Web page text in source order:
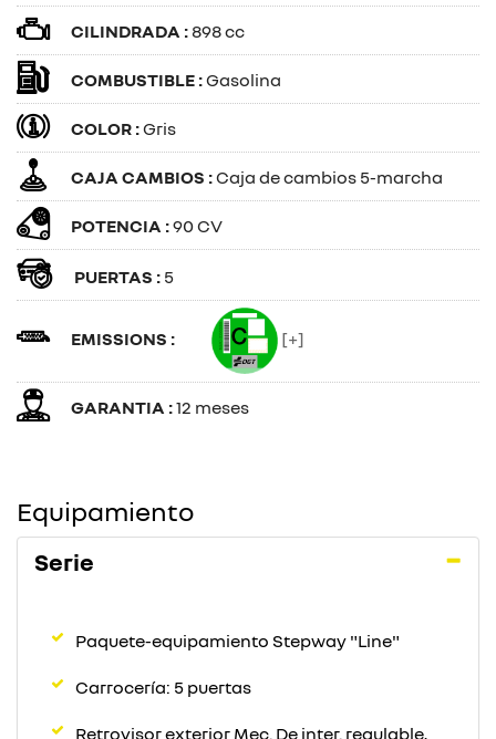
CILINDRADA : 898 cc
COMBUSTIBLE :Gasolina
COLOR :Gris
CAJA CAMBIOS :Caja de cambios 5-marcha
POTENCIA :90 CV
PUERTAS : 5
EMISSIONS : [+]
GARANTIA :12 meses
Equipamiento
Serie
Paquete-equipamiento Stepway "Line"
Carrocería: 5 puertas
Retrovisor exterior Mec. De inter. regulable,